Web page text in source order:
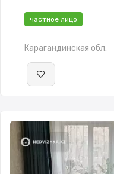
частное лицо
Карагандинская обл.